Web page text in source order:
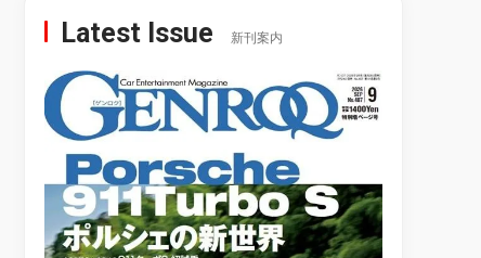
Latest Issue 新刊案内